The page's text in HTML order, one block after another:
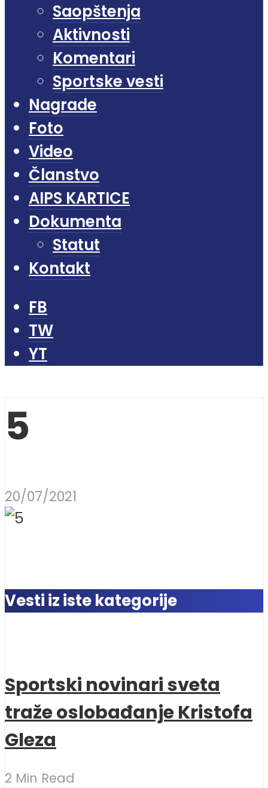
Saopštenja
Aktivnosti
Komentari
Sportske vesti
Nagrade
Foto
Video
Članstvo
AIPS KARTICE
Dokumenta
Statut
Kontakt
FB
TW
YT
5
20/07/2021
Vesti iz iste kategorije
Sportski novinari sveta
traže oslobađanje Kristofa
Gleza
2 Min Read